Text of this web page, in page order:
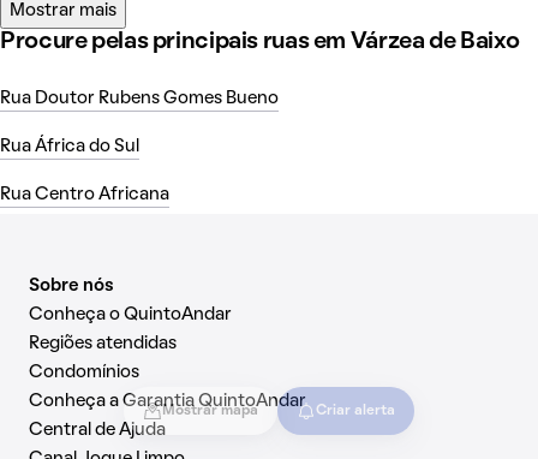
Mostrar mapa Criar alerta
Mostrar mais
Procure pelas principais ruas em Várzea de Baixo
Rua Doutor Rubens Gomes Bueno
Rua África do Sul
Rua Centro Africana
Sobre nós
Conheça o QuintoAndar
Regiões atendidas
Condomínios
Conheça a Garantia QuintoAndar
Central de Ajuda